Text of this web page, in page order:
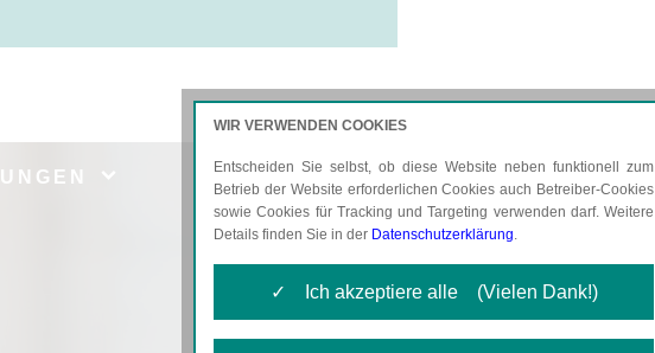
AKTUELLES KARRIERE
WIR VERWENDEN COOKIES
Entscheiden Sie selbst, ob diese Website neben funktionell zum
Betrieb der Website erforderlichen Cookies auch Betreiber-Cookies
sowie Cookies für Tracking und Targeting verwenden darf. Weitere
Details finden Sie in der Datenschutzerklärung.
✓ Ich akzeptiere alle (Vielen Dank!)